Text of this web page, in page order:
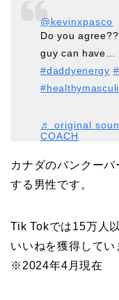
@kevinxpasco
Do you
guy can have…
#daddyenergy
♬ original
COACH
カナダのバンクー
する男性です。
Tik Tokでは15万人
いいねを獲得してい
※2024年4月現在